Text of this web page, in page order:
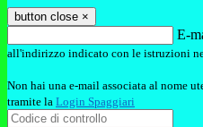
button close ×
E-
all'indirizzo indicato con le istruzioni
Non hai una e-mail associata al nome
tramite la Login Spaggiari